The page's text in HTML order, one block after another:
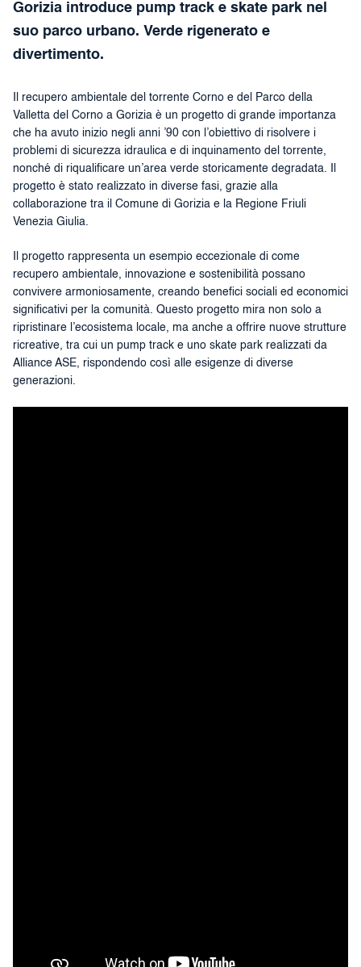
Gorizia introduce pump track e skate park nel
suo parco urbano. Verde rigenerato e
divertimento.
Il recupero ambientale del torrente Corno e del Parco della
Valletta del Corno a Gorizia è un progetto di grande importanza
che ha avuto inizio negli anni ’90 con l’obiettivo di risolvere i
problemi di sicurezza idraulica e di inquinamento del torrente,
nonché di riqualificare un’area verde storicamente degradata. Il
progetto è stato realizzato in diverse fasi, grazie alla
collaborazione tra il Comune di Gorizia e la Regione Friuli
Venezia Giulia.
Il progetto rappresenta un esempio eccezionale di come
recupero ambientale, innovazione e sostenibilità possano
convivere armoniosamente, creando benefici sociali ed economici
significativi per la comunità. Questo progetto mira non solo a
ripristinare l’ecosistema locale, ma anche a offrire nuove strutture
ricreative, tra cui un pump track e uno skate park realizzati da
Alliance ASE, rispondendo così alle esigenze di diverse
generazioni.